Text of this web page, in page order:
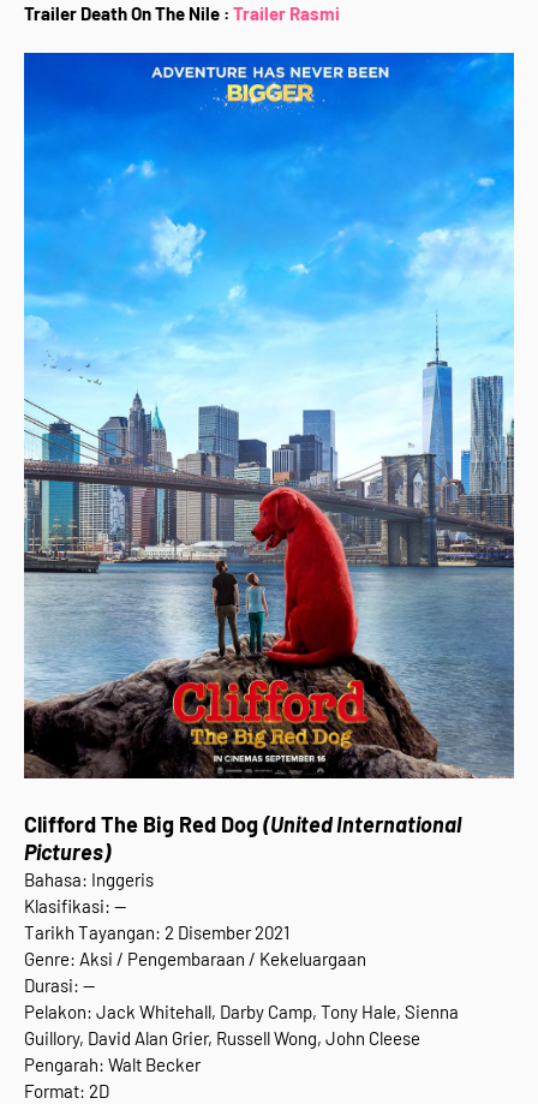
Trailer Death On The Nile : Trailer Rasmi
Clifford The Big Red Dog(United International
Pictures)
Bahasa: Inggeris
Klasifikasi: --
Tarikh Tayangan: 2 Disember 2021
Genre: Aksi / Pengembaraan / Kekeluargaan
Durasi: --
Pelakon: Jack Whitehall, Darby Camp, Tony Hale, Sienna
Guillory, David Alan Grier, Russell Wong, John Cleese
Pengarah: Walt Becker
Format: 2D